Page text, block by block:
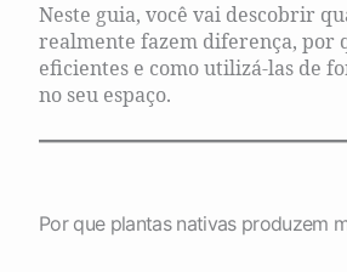
Neste guia, você vai descobrir
realmente fazem diferença, por
eficientes e como utilizá-las de
no seu espaço.
Por que plantas nativas produzem